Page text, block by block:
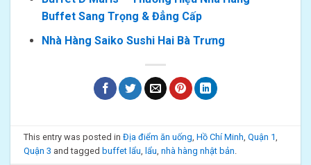
Buffet Sang Trọng & Đẳng Cấp
Nhà Hàng Saiko Sushi Hai Bà Trưng
This entry was posted inĐịa điểm ăn uống,Hồ Chí Minh,Quận 1,
Quận 3 and tagged buffet lẩu, lẩu,nhà hàng nhật bản.